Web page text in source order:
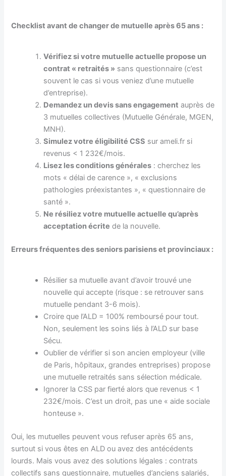
Checklist avant de changer de mutuelle après 65 ans :
Vérifiez si votre mutuelle actuelle propose un
contrat « retraités » sans questionnaire (c’est
souvent le cas si vous veniez d’une mutuelle
d’entreprise).
Demandez un devis sans engagement auprès de
3 mutuelles collectives (Mutuelle Générale, MGEN,
MNH).
Simulez votre éligibilité CSS sur ameli.fr si
revenus < 1 232€/mois.
Lisez les conditions générales : cherchez les
mots « délai de carence », « exclusions
pathologies préexistantes », « questionnaire de
santé ».
Ne résiliez votre mutuelle actuelle qu’après
acceptation écrite de la nouvelle.
Erreurs fréquentes des seniors parisiens et provinciaux :
Résilier sa mutuelle avant d’avoir trouvé une
nouvelle qui accepte (risque : se retrouver sans
mutuelle pendant 3-6 mois).
Croire que l’ALD = 100% remboursé pour tout.
Non, seulement les soins liés à l’ALD sur base
Sécu.
Oublier de vérifier si son ancien employeur (ville
de Paris, hôpitaux, grandes entreprises) propose
une mutuelle retraités sans sélection médicale.
Ignorer la CSS par fierté alors que revenus < 1
232€/mois. C’est un droit, pas une « aide sociale
honteuse ».
Oui, les mutuelles peuvent vous refuser après 65 ans,
surtout si vous êtes en ALD ou avez des antécédents
lourds. Mais vous avez des solutions légales : contrats
collectifs sans questionnaire, mutuelles d’anciens salariés,